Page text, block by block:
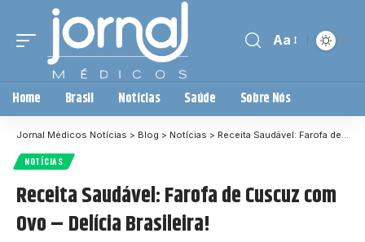
Aa
Home Brasil Notícias Saúde Sobre Nós
Jornal Médicos Notícias > Blog > Notícias > Receita Saudável: Farofa de Cuscuz com Ovo – Delícia Brasileira!
NOTÍCIAS
Receita Saudável: Farofa de Cuscuz com
Ovo – Delícia Brasileira!